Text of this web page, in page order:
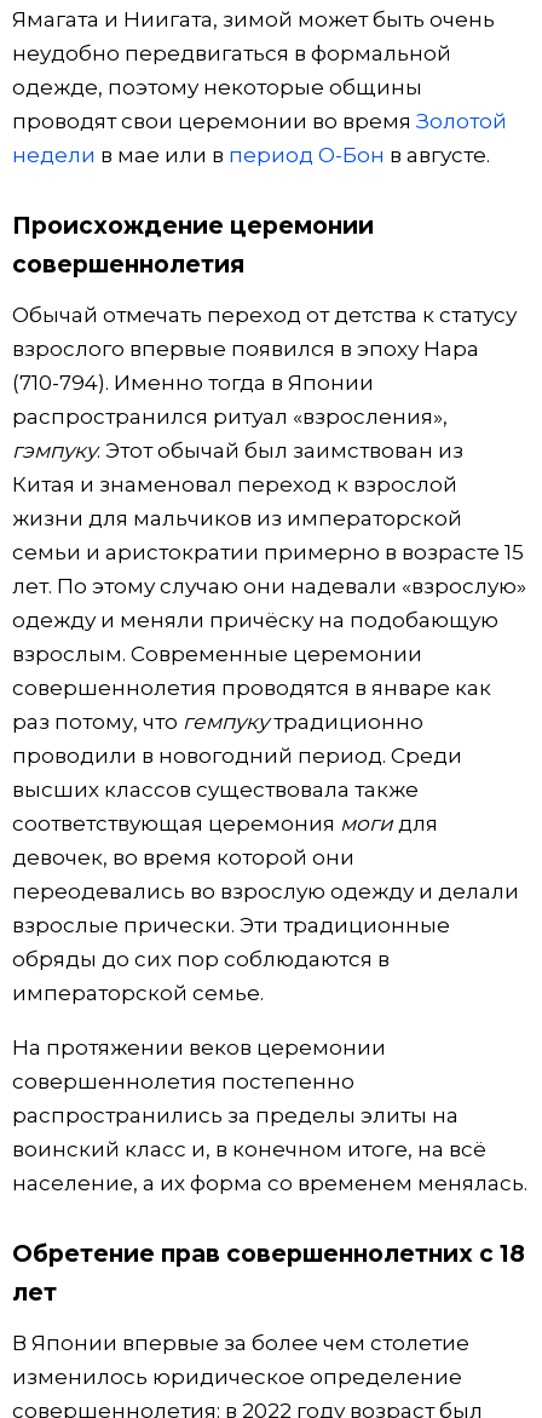
Ямагата и Ниигата, зимой может быть очень
неудобно передвигаться в формальной
одежде, поэтому некоторые общины
проводят свои церемонии во время Золотой
недели в мае или в период О-Бон в августе.
Происхождение церемонии
совершеннолетия
Обычай отмечать переход от детства к статусу
взрослого впервые появился в эпоху Нара
(710-794). Именно тогда в Японии
распространился ритуал «взросления»,
гэмпуку. Этот обычай был заимствован из
Китая и знаменовал переход к взрослой
жизни для мальчиков из императорской
семьи и аристократии примерно в возрасте 15
лет. По этому случаю они надевали «взрослую»
одежду и меняли причёску на подобающую
взрослым. Современные церемонии
совершеннолетия проводятся в январе как
раз потому, что гемпукутрадиционно
проводили в новогодний период. Среди
высших классов существовала также
соответствующая церемония могидля
девочек, во время которой они
переодевались во взрослую одежду и делали
взрослые прически. Эти традиционные
обряды до сих пор соблюдаются в
императорской семье.
На протяжении веков церемонии
совершеннолетия постепенно
распространились за пределы элиты на
воинский класс и, в конечном итоге, на всё
население, а их форма со временем менялась.
Обретение прав совершеннолетних с 18
лет
В Японии впервые за более чем столетие
изменилось юридическое определение
совершеннолетия: в 2022 году возраст был